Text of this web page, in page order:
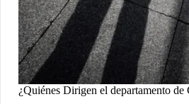
¿Quiénes Dirigen el departamento de